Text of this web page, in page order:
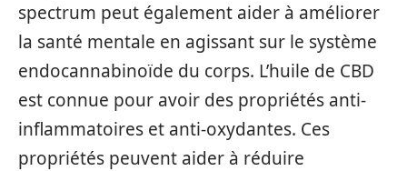
spectrum peut également aider à améliorer
la santé mentale en agissant sur le système
endocannabinoïde du corps. L’huile de CBD
est connue pour avoir des propriétés anti-
inflammatoires et anti-oxydantes. Ces
propriétés peuvent aider à réduire